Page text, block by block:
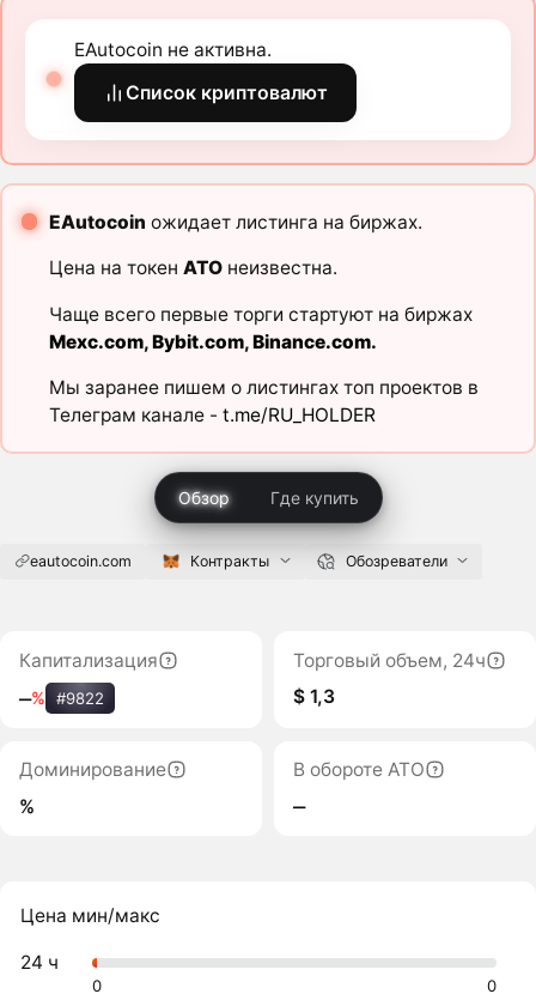
EAutocoin не активна.
Список криптовалют
EAutocoin ожидает листинга на биржах.
Цена на токен ATOнеизвестна.
Чаще всего первые торги стартуют на биржах
Mexc.com,Bybit.com,Binance.com.
Мы заранее пишем о листингах топ проектов в
Телеграм канале - t.me/RU_HOLDER
Обзор Где купить
eautocoin.com Контракты Обозреватели
Капитализация
‒% #9822
Торговый объем, 24ч
$ 1,3
Доминирование
%
В обороте ATO
‒
Цена мин/макс
24 ч
0 0